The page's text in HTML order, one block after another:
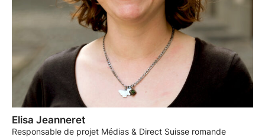
Elisa Jeanneret
Responsable de projet Médias & Direct Suisse romande